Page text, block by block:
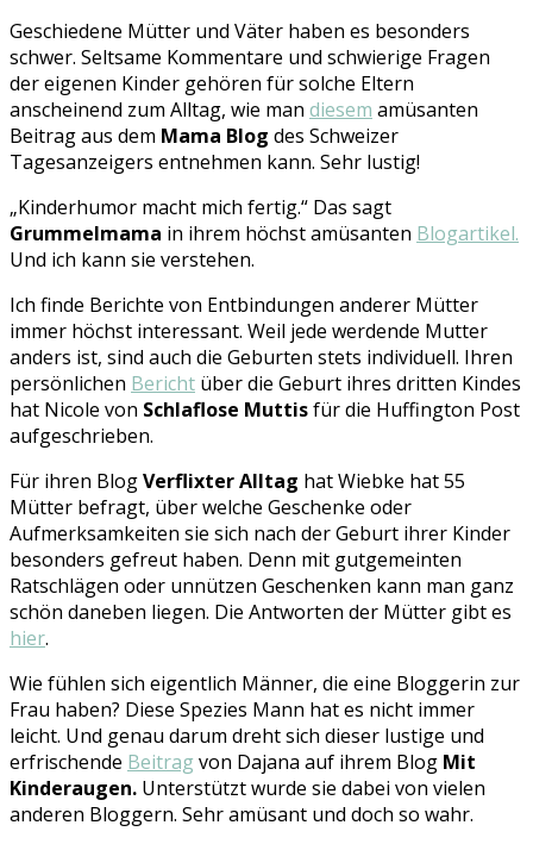
Geschiedene Mütter und Väter haben es besonders
schwer. Seltsame Kommentare und schwierige Fragen
der eigenen Kinder gehören für solche Eltern
anscheinend zum Alltag, wie man diesem amüsanten
Beitrag aus dem Mama Blog des Schweizer
Tagesanzeigers entnehmen kann. Sehr lustig!
„Kinderhumor macht mich fertig.“ Das sagt
Grummelmama in ihrem höchst amüsanten Blogartikel.
Und ich kann sie verstehen.
Ich finde Berichte von Entbindungen anderer Mütter
immer höchst interessant. Weil jede werdende Mutter
anders ist, sind auch die Geburten stets individuell. Ihren
persönlichen Bericht über die Geburt ihres dritten Kindes
hat Nicole von Schlaflose Muttisfür die Huffington Post
aufgeschrieben.
Für ihren BlogVerflixter Alltag hat Wiebke hat 55
Mütter befragt, über welche Geschenke oder
Aufmerksamkeiten sie sich nach der Geburt ihrer Kinder
besonders gefreut haben. Denn mit gutgemeinten
Ratschlägen oder unnützen Geschenken kann man ganz
schön daneben liegen. Die Antworten der Mütter gibt es
hier.
Wie fühlen sich eigentlich Männer, die eine Bloggerin zur
Frau haben? Diese Spezies Mann hat es nicht immer
leicht. Und genau darum dreht sich dieser lustige und
erfrischende Beitrag von Dajana auf ihrem Blog Mit
Kinderaugen. Unterstützt wurde sie dabei von vielen
anderen Bloggern. Sehr amüsant und doch so wahr.